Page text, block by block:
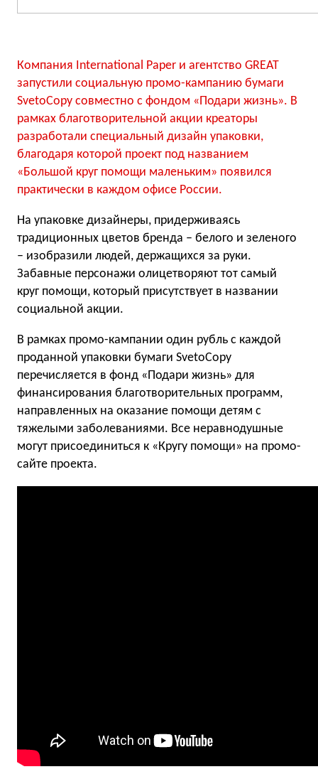
Компания International Paper и агентство GREAT
запустили социальную промо-кампанию бумаги
SvetoCopy совместно с фондом «Подари жизнь». В
рамках благотворительной акции креаторы
разработали специальный дизайн упаковки,
благодаря которой проект под названием
«Большой круг помощи маленьким» появился
практически в каждом офисе России.
На упаковке дизайнеры, придерживаясь
традиционных цветов бренда – белого и зеленого
– изобразили людей, держащихся за руки.
Забавные персонажи олицетворяют тот самый
круг помощи, который присутствует в названии
социальной акции.
В рамках промо-кампании один рубль с каждой
проданной упаковки бумаги SvetoCopy
перечисляется в фонд «Подари жизнь» для
финансирования благотворительных программ,
направленных на оказание помощи детям с
тяжелыми заболеваниями. Все неравнодушные
могут присоединиться к «Кругу помощи» на промо-
сайте проекта.